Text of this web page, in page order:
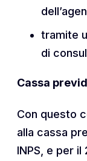
tramite
di
Cassa
Con questo
alla cassa
INPS, e per